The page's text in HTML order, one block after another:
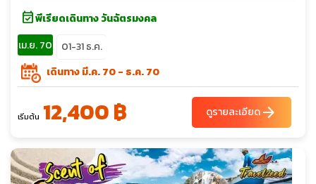
event_availableพีเรียดเดินทาง วันฉัตรมงคล
เม.ย. 70
01-31 ธ.ค.
เดินทาง มี.ค. 70 - ธ.ค. 70
เริ่มต้น 12,400 ฿ ดูรายละเอียดarrow_forward